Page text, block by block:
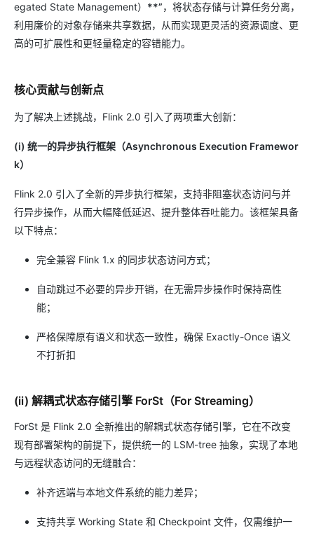
egated State Management） **”，将状态存储与计算任务分离，
利用廉价的对象存储来共享数据，从而实现更灵活的资源调度、更
高的可扩展性和更轻量稳定的容错能力。
核心贡献与创新点
为了解决上述挑战，Flink 2.0 引入了两项重大创新：
(i) 统一的异步执行框架（Asynchronous Execution Framewor
k）
Flink 2.0 引入了全新的异步执行框架，支持非阻塞状态访问与并
行异步操作，从而大幅降低延迟、提升整体吞吐能力。该框架具备
以下特点：
完全兼容 Flink 1.x 的同步状态访问方式；
自动跳过不必要的异步开销，在无需异步操作时保持高性
能；
严格保障原有语义和状态一致性，确保 Exactly-Once 语义
不打折扣
(ii) 解耦式状态存储引擎 ForSt（For Streaming）
ForSt 是 Flink 2.0 全新推出的解耦式状态存储引擎，它在不改变
现有部署架构的前提下，提供统一的 LSM-tree 抽象，实现了本地
与远程状态访问的无缝融合：
补齐远端与本地文件系统的能力差异；
支持共享 Working State 和 Checkpoint 文件，仅需维护一